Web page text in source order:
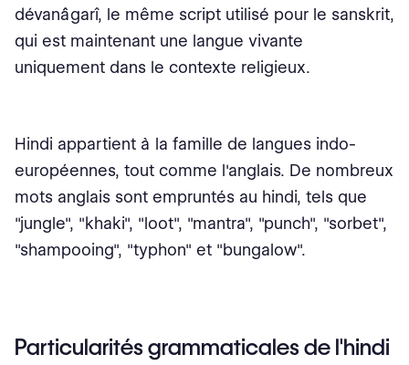
dévanâgarî, le même script utilisé pour le sanskrit,
qui est maintenant une langue vivante
uniquement dans le contexte religieux.
Hindi appartient à la famille de langues indo-
européennes, tout comme l'anglais. De nombreux
mots anglais sont empruntés au hindi, tels que
"jungle", "khaki", "loot", "mantra", "punch", "sorbet",
"shampooing", "typhon" et "bungalow".
Particularités grammaticales de l'hindi